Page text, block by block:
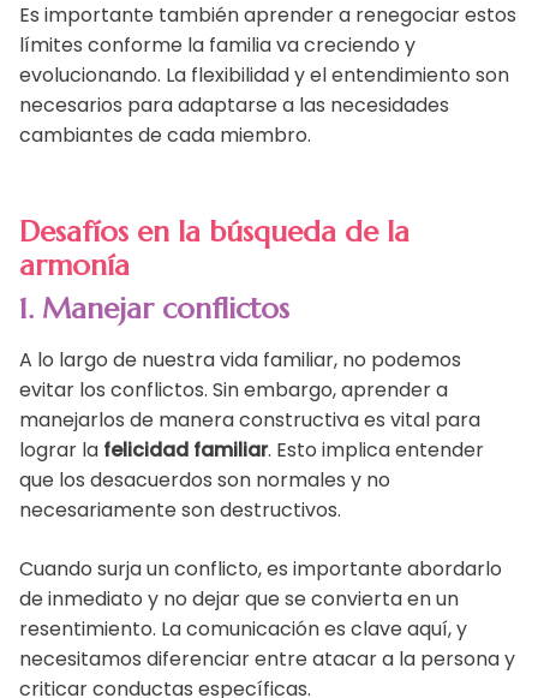
Es importante también aprender a renegociar estos
límites conforme la familia va creciendo y
evolucionando. La flexibilidad y el entendimiento son
necesarios para adaptarse a las necesidades
cambiantes de cada miembro.
Desafíos en la búsqueda de la
armonía
1. Manejar conflictos
A lo largo de nuestra vida familiar, no podemos
evitar los conflictos. Sin embargo, aprender a
manejarlos de manera constructiva es vital para
lograr la felicidad familiar. Esto implica entender
que los desacuerdos son normales y no
necesariamente son destructivos.
Cuando surja un conflicto, es importante abordarlo
de inmediato y no dejar que se convierta en un
resentimiento. La comunicación es clave aquí, y
necesitamos diferenciar entre atacar a la persona y
criticar conductas específicas.